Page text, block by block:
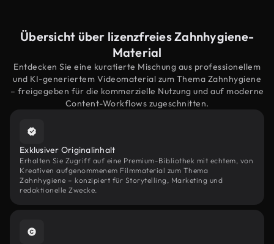
Übersicht über lizenzfreies Zahnhygiene-
Material
Entdecken Sie eine kuratierte Mischung aus professionellem
und KI-generiertem Videomaterial zum Thema Zahnhygiene
– freigegeben für die kommerzielle Nutzung und auf moderne
Content-Workflows zugeschnitten.
Exklusiver Originalinhalt
Erhalten Sie Zugriff auf eine Premium-Bibliothek mit echtem, von
Kreativen aufgenommenem Filmmaterial zum Thema
Zahnhygiene – konzipiert für Storytelling, Marketing und
redaktionelle Zwecke.